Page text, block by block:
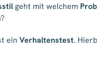
geht mit welchem
ein Verhaltenstest.